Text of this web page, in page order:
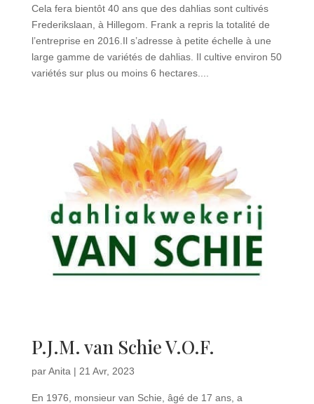
Cela fera bientôt 40 ans que des dahlias sont cultivés
Frederikslaan, à Hillegom. Frank a repris la totalité de
l’entreprise en 2016.Il s’adresse à petite échelle à une
large gamme de variétés de dahlias. Il cultive environ 50
variétés sur plus ou moins 6 hectares....
P.J.M. van Schie V.O.F.
parAnita | 21 Avr, 2023
En 1976, monsieur van Schie, âgé de 17 ans, a